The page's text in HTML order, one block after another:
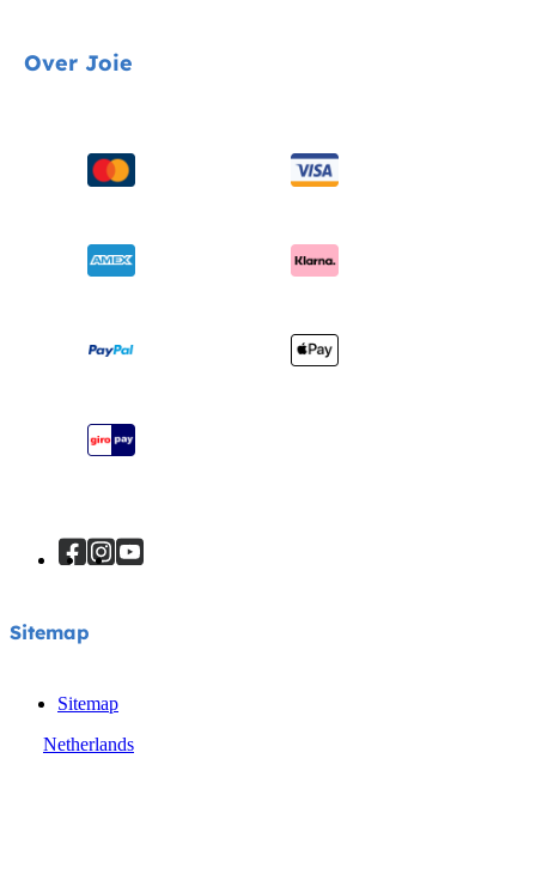
Kinderstoelen
Wiegen & ledikanten
Productondersteuning
Compatibele producten
Garantie
Sitemap
Over Joie
Over ons
Onderscheidingen
Je product registreren
Sitemap
Sitemap
Netherlands